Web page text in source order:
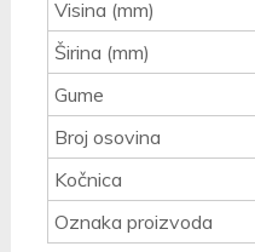
Visina (mm)
Širina (mm)
Gume
Broj osovina
Kočnica
Oznaka proizvoda